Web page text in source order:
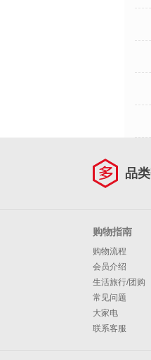
品
购物指南
购物流程
会员介绍
生活旅行/团购
常见问题
大家电
联系客服